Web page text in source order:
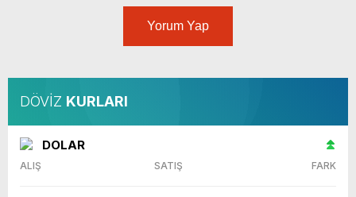
Yorum Yap
DÖVİZ KURLARI
DOLAR
ALIŞ SATIŞ FARK